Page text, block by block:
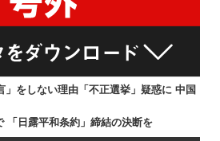
」をしない理由「不正選挙」疑惑に 中国
「日露平和条約」締結の決断を